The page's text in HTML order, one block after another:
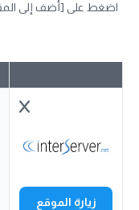
اضغط على [أضف إلى
زيارة الموقع